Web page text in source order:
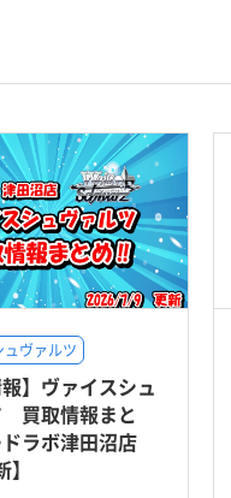
ヴァルツ
報】ヴァイスシュ
買取情報まと
ラボ津田沼店